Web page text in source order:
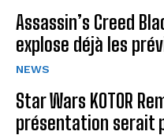
Assassin’s Creed
explose déjà les
NEWS
Star Wars KOTOR
présentation serait